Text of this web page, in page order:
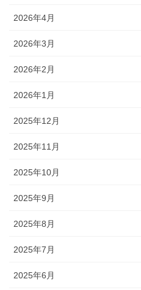
2026年4月
2026年3月
2026年2月
2026年1月
2025年12月
2025年11月
2025年10月
2025年9月
2025年8月
2025年7月
2025年6月